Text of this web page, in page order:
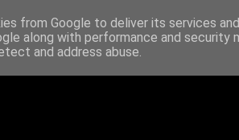
from Google to deliver its services
along with performance and
and address abuse.